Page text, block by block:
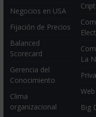
Negocios en USA
Fijación de Precios
Balanced
Scorecard
Gerencia del
Conocimiento
Clima
organizacional
La
Big